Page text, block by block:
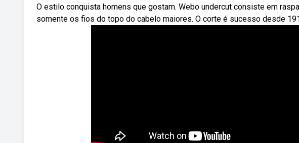
O estilo conquista homens que gostam. Webo undercut consiste em
somente os fios do topo do cabelo maiores. O corte é sucesso desde